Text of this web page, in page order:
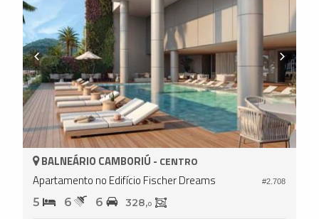
#2.708
BALNEÁRIO CAMBORIÚ - CENTRO
Apartamento no Edifício Fischer Dreams
5 6 6 328,0